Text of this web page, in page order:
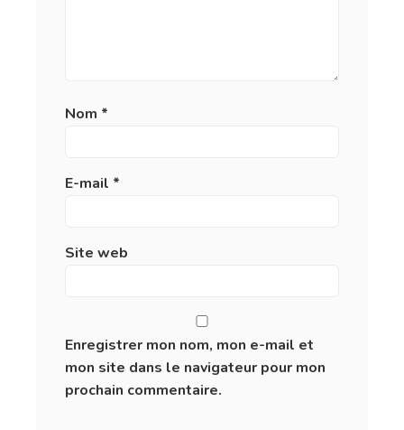
Nom *
E-mail *
Site web
Enregistrer mon nom, mon e-mail et
mon site dans le navigateur pour mon
prochain commentaire.